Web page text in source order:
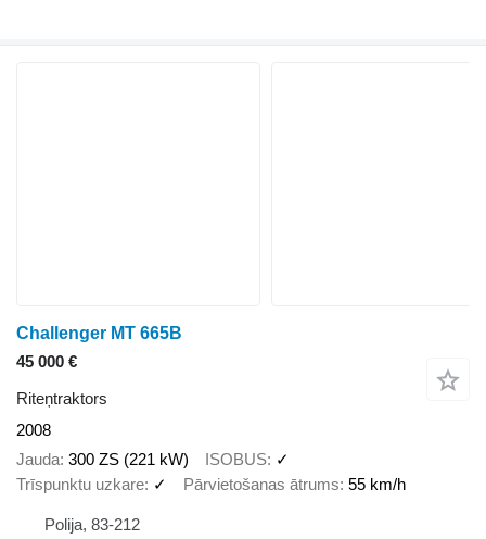
Challenger MT 665B
45 000 €
Riteņtraktors
2008
Jauda 300 ZS (221 kW) ISOBUS ✓
Trīspunktu uzkare ✓ Pārvietošanas ātrums 55 km/h
Polija, 83-212